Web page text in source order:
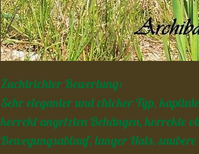
Zuchtrichter Bewertung:
Sehr eleganter und chicker Typ,
korrekt angetzten Behängen, korrekte
Bewegungsablauf, langer Hals,